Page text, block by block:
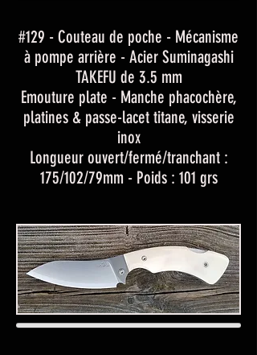
#129 - Couteau de poche - Mécanisme
à pompe arrière - Acier Suminagashi
TAKEFU de 3.5 mm
Emouture plate - Manche phacochère,
platines & passe-lacet titane, visserie
inox
Longueur ouvert/fermé/tranchant :
175/102/79mm - Poids : 101 grs